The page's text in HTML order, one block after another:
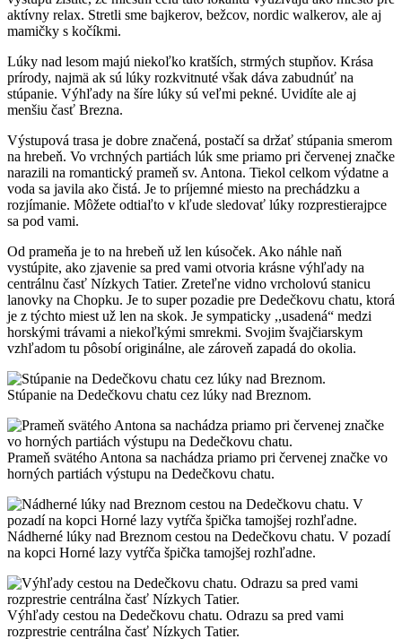
aktívny relax. Stretli sme bajkerov, bežcov, nordic walkerov, ale aj
mamičky s kočíkmi.
Lúky nad lesom majú niekoľko kratších, strmých stupňov. Krása
prírody, najmä ak sú lúky rozkvitnuté však dáva zabudnúť na
stúpanie. Výhľady na šíre lúky sú veľmi pekné. Uvidíte ale aj
menšiu časť Brezna.
Výstupová trasa je dobre značená, postačí sa držať stúpania smerom
na hrebeň. Vo vrchných partiách lúk sme priamo pri červenej značke
narazili na romantický prameň sv. Antona. Tiekol celkom výdatne a
voda sa javila ako čistá. Je to príjemné miesto na prechádzku a
rozjímanie. Môžete odtiaľto v kľude sledovať lúky rozprestierajpce
sa pod vami.
Od prameňa je to na hrebeň už len kúsoček. Ako náhle naň
vystúpite, ako zjavenie sa pred vami otvoria krásne výhľady na
centrálnu časť Nízkych Tatier. Zreteľne vidno vrcholovú stanicu
lanovky na Chopku. Je to super pozadie pre Dedečkovu chatu, ktorá
je z týchto miest už len na skok. Je sympaticky ,,usadená“ medzi
horskými trávami a niekoľkými smrekmi. Svojim švajčiarskym
vzhľadom tu pôsobí originálne, ale zároveň zapadá do okolia.
Stúpanie na Dedečkovu chatu cez lúky nad Breznom.
Prameň svätého Antona sa nachádza priamo pri červenej značke vo
horných partiách výstupu na Dedečkovu chatu.
Nádherné lúky nad Breznom cestou na Dedečkovu chatu. V pozadí
na kopci Horné lazy vytŕča špička tamojšej rozhľadne.
Výhľady cestou na Dedečkovu chatu. Odrazu sa pred vami
rozprestrie centrálna časť Nízkych Tatier.